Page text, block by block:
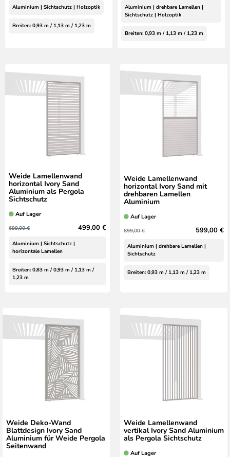
Aluminium | Sichtschutz | Holzoptik
Breiten: 0,93 m / 1,13 m / 1,23 m
Aluminium | drehbare Lamellen |
Sichtschutz | Holzoptik
Breiten: 0,93 m / 1,13 m / 1,23 m
Weide Lamellenwand
horizontal Ivory Sand
Aluminium als Pergola
Sichtschutz
Auf Lager
699,00 € 499,00 €
Aluminium | Sichtschutz |
horizontale Lamellen
Breiten: 0,83 m / 0,93 m / 1,13 m /
1,23 m
Weide Lamellenwand
horizontal Ivory Sand mit
drehbaren Lamellen
Aluminium
Auf Lager
899,00 € 599,00 €
Aluminium | drehbare Lamellen |
Sichtschutz
Breiten: 0,93 m / 1,13 m / 1,23 m
Weide Deko-Wand
Blattdesign Ivory Sand
Aluminium für Weide Pergola
Seitenwand
Weide Lamellenwand
vertikal Ivory Sand Aluminium
als Pergola Sichtschutz
Auf Lager